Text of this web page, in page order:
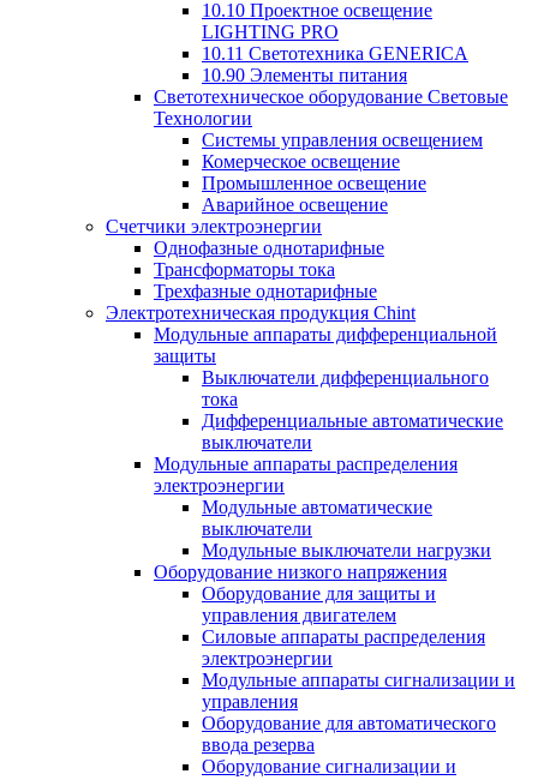
10.10 Проектное освещение
LIGHTING PRO
10.11 Светотехника GENERICA
10.90 Элементы питания
Светотехническое оборудование Световые
Технологии
Системы управления освещением
Комерческое освещение
Промышленное освещение
Аварийное освещение
Счетчики электроэнергии
Однофазные однотарифные
Трансформаторы тока
Трехфазные однотарифные
Электротехническая продукция Chint
Модульные аппараты дифференциальной
защиты
Выключатели дифференциального
тока
Дифференциальные автоматические
выключатели
Модульные аппараты распределения
электроэнергии
Модульные автоматические
выключатели
Модульные выключатели нагрузки
Оборудование низкого напряжения
Оборудование для защиты и
управления двигателем
Силовые аппараты распределения
электроэнергии
Модульные аппараты сигнализации и
управления
Оборудование для автоматического
ввода резерва
Оборудование сигнализации и